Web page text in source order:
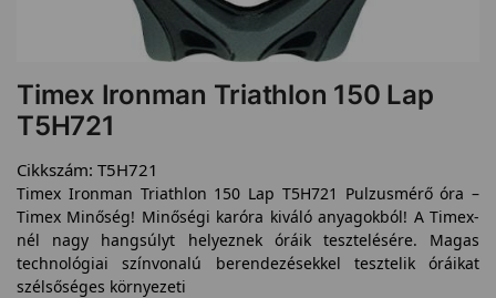
Timex Ironman Triathlon 150 Lap
T5H721
Cikkszám: T5H721
Timex Ironman Triathlon 150 Lap T5H721 Pulzusmérő óra –
Timex Minőség! Minőségi karóra kiváló anyagokból! A Timex-
nél nagy hangsúlyt helyeznek óráik tesztelésére. Magas
technológiai színvonalú berendezésekkel tesztelik óráikat
szélsőséges környezeti